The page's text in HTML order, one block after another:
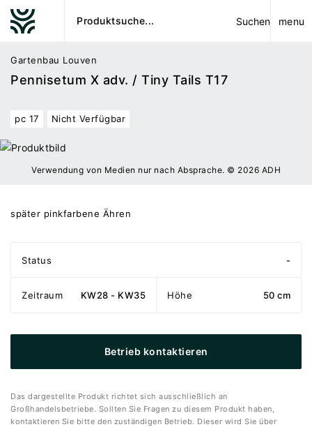
Suchen menu
Gartenbau Louven
Pennisetum X adv. / Tiny Tails T17
pc 17 Nicht Verfügbar
Verwendung von Medien nur nach Absprache. © 2026 ADH
später pinkfarbene Ähren
Status -
Zeitraum KW28 - KW35 Höhe 50 cm
Betrieb kontaktieren
Das dargestellte Produkt richtet sich ausschließlich an
Großhandelsbetriebe. Sollten Sie Fragen zu diesem Produkt haben,
kontaktieren Sie bitte den zuständigen Betrieb. Dieser wird Sie über